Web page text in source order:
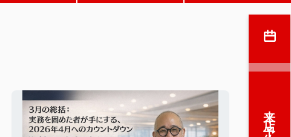
来店予約